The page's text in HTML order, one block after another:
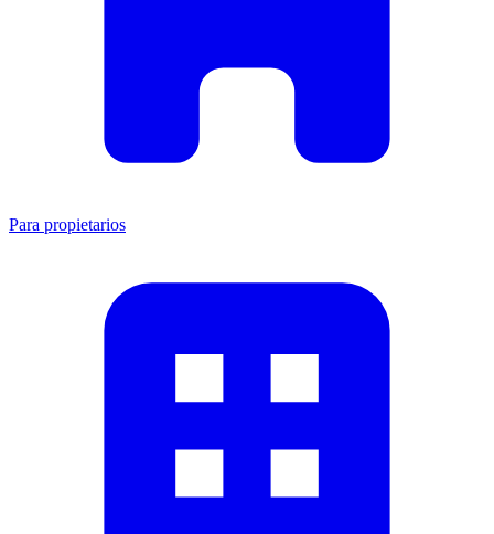
Para propietarios